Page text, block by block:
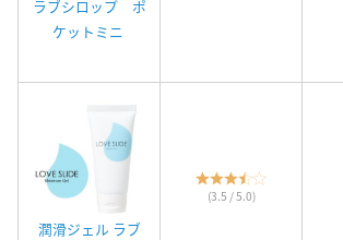
ラブシロップ ポ
ケットミニ
潤滑ジェル ラブ
(3.5 / 5.0)